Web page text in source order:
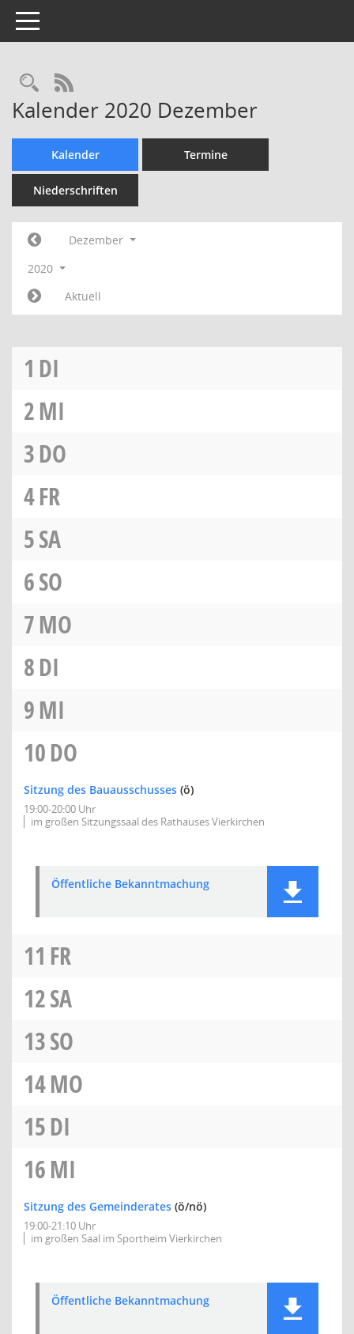
Toggle navigation
Rechercheauswahl
RSS-Feed
Kalender 2020 Dezember
Kalender Termine
Niederschriften
Dezember
2020
Aktuell
1 DI
2MI
3DO
4FR
5SA
6SO
7MO
8DI
9MI
10DO
Sitzung des Bauausschusses (ö)
19:00-20:00 Uhr
im großen Sitzungssaal des Rathauses Vierkirchen
Öffentliche Bekanntmachung
11 FR
12SA
13SO
14MO
15DI
16MI
Sitzung des Gemeinderates (ö/nö)
19:00-21:10 Uhr
im großen Saal im Sportheim Vierkirchen
Öffentliche Bekanntmachung